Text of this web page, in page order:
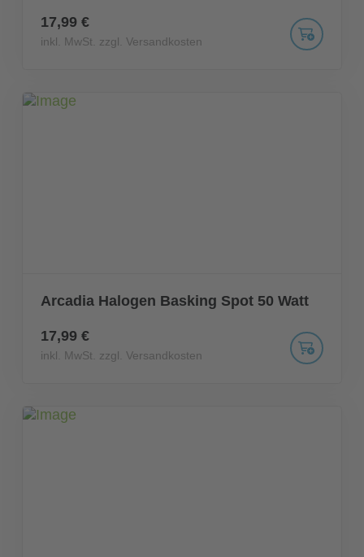
17,99 €
inkl. MwSt. zzgl. Versandkosten
Arcadia Halogen Basking Spot 50 Watt
17,99 €
inkl. MwSt. zzgl. Versandkosten